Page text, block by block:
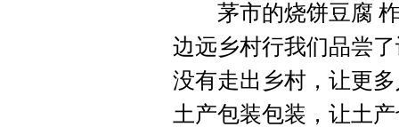
茅市的烧饼豆腐 柞
边远乡村行我们品尝
没有走出乡村，让更
土产包装包装，让土